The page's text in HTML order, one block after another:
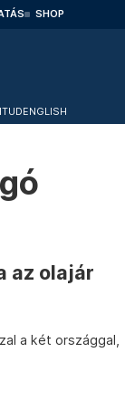
SHOP
ENGLISH
az olajár
a két országgal,